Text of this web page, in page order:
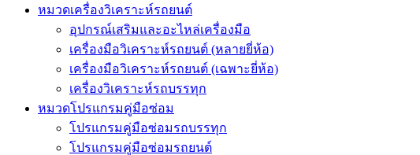
หมวดเครื่องวิเคราะห์รถยนต์
อุปกรณ์เสริมและอะไหล่เครื่องมือ
เครื่องมือวิเคราะห์รถยนต์ (หลายยี่ห้อ)
เครื่องมือวิเคราะห์รถยนต์ (เฉพาะยี่ห้อ)
เครื่องวิเคราะห์รถบรรทุก
หมวดโปรแกรมคู่มือซ่อม
โปรแกรมคู่มือซ่อมรถบรรทุก
โปรแกรมคู่มือซ่อมรถยนต์